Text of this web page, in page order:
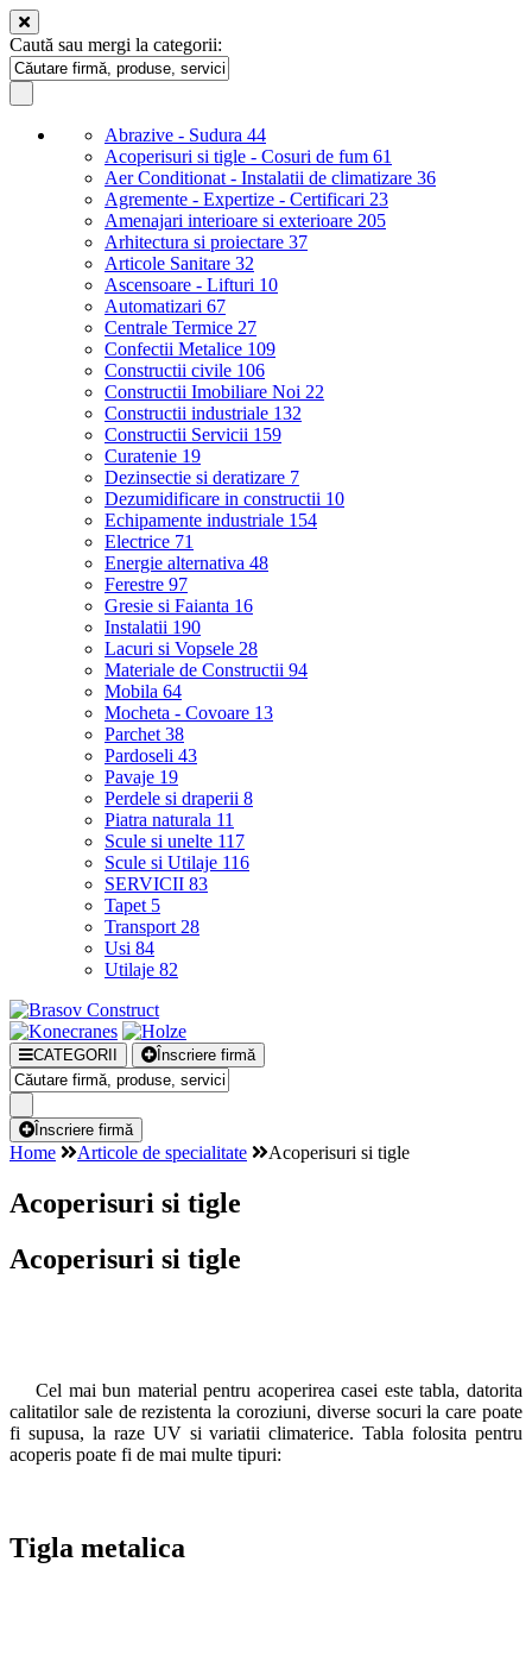
Caută sau mergi la categorii:
Abrazive - Sudura 44
Acoperisuri si tigle - Cosuri de fum 61
Aer Conditionat - Instalatii de climatizare 36
Agremente - Expertize - Certificari 23
Amenajari interioare si exterioare 205
Arhitectura si proiectare 37
Articole Sanitare 32
Ascensoare - Lifturi 10
Automatizari 67
Centrale Termice 27
Confectii Metalice 109
Constructii civile 106
Constructii Imobiliare Noi 22
Constructii industriale 132
Constructii Servicii 159
Curatenie 19
Dezinsectie si deratizare 7
Dezumidificare in constructii 10
Echipamente industriale 154
Electrice 71
Energie alternativa 48
Ferestre 97
Gresie si Faianta 16
Instalatii 190
Lacuri si Vopsele 28
Materiale de Constructii 94
Mobila 64
Mocheta - Covoare 13
Parchet 38
Pardoseli 43
Pavaje 19
Perdele si draperii 8
Piatra naturala 11
Scule si unelte 117
Scule si Utilaje 116
SERVICII 83
Tapet 5
Transport 28
Usi 84
Utilaje 82
CATEGORII Înscriere firmă
Înscriere firmă
Home Articole de specialitate Acoperisuri si tigle
Acoperisuri si tigle
Acoperisuri si tigle
Cel mai bun material pentru acoperirea casei este tabla, datorita
calitatilor sale de rezistenta la coroziuni, diverse socuri la care poate
fi supusa, la raze UV si variatii climaterice. Tabla folosita pentru
acoperis poate fi de mai multe tipuri:
Tigla metalica